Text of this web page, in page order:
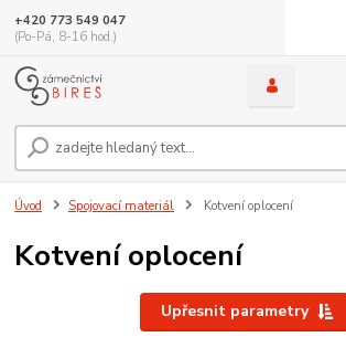
+420 773 549 047
(Po-Pá, 8-16 hod.)
Úvod Spojovací materiál Kotvení oplocení
Kotvení oplocení
Upřesnit parametry